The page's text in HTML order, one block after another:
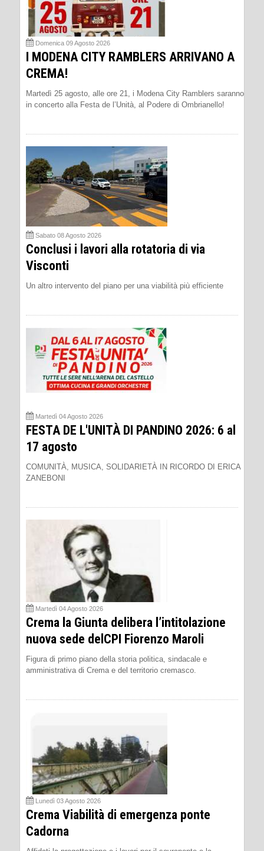
Domenica 09 Agosto 2026
I MODENA CITY RAMBLERS ARRIVANO A
CREMA!
Martedì 25 agosto, alle ore 21, i Modena City Ramblers saranno
in concerto alla Festa de l’Unità, al Podere di Ombrianello!
Sabato 08 Agosto 2026
Conclusi i lavori alla rotatoria di via
Visconti
Un altro intervento del piano per una viabilità più efficiente
Martedì 04 Agosto 2026
FESTA DE L'UNITÀ DI PANDINO 2026: 6 al
17 agosto
COMUNITÀ, MUSICA, SOLIDARIETÀ IN RICORDO DI ERICA
ZANEBONI
Martedì 04 Agosto 2026
Crema la Giunta delibera l’intitolazione
nuova sede delCPI Fiorenzo Maroli
Figura di primo piano della storia politica, sindacale e
amministrativa di Crema e del territorio cremasco.
Lunedì 03 Agosto 2026
Crema Viabilità di emergenza ponte
Cadorna